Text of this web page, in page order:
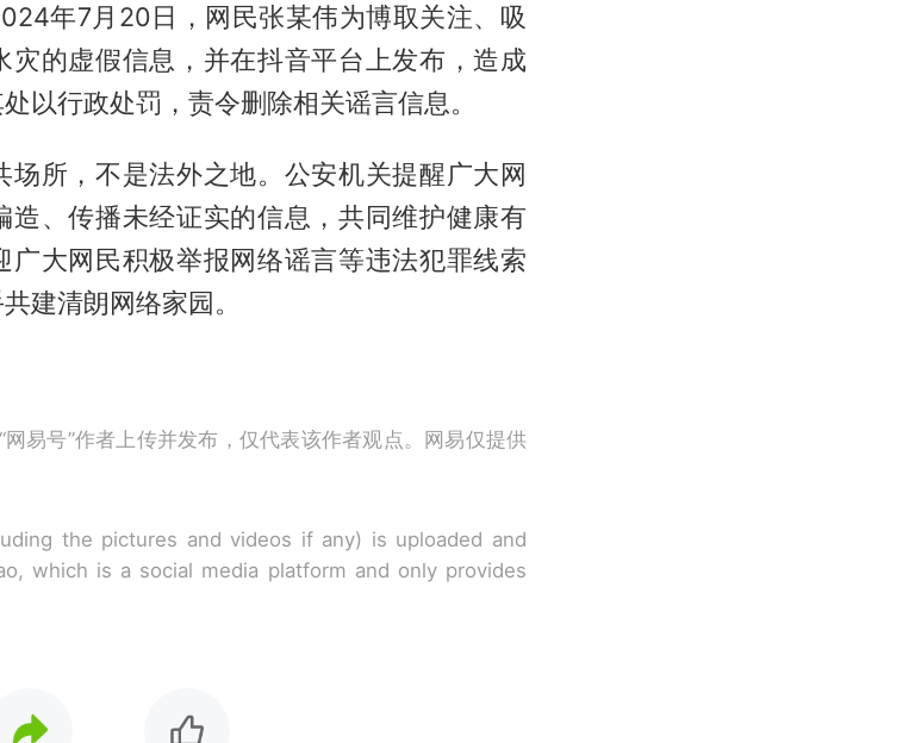
年7月20日，网民张某伟为博取关注、吸
灾的虚假信息，并在抖音平台上发布，造成
以行政处罚，责令删除相关谣言信息。
场所，不是法外之地。公安机关提醒广大网
造、传播未经证实的信息，共同维护健康有
广大网民积极举报网络谣言等违法犯罪线索
建清朗网络家园。
易号”作者上传并发布，仅代表该作者观点。网易仅提供
the pictures and videos if any) is uploaded and
which is a social media platform and only provides